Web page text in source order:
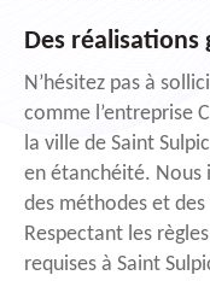
Des réalisations
N’hésitez pas à
comme l’entreprise
la ville de Saint
en étanchéité. Nous
des méthodes et
Respectant les
requises à Saint